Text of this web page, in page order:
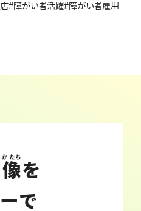
#障がい者活躍#障がい者雇用
像
かたち
を
で